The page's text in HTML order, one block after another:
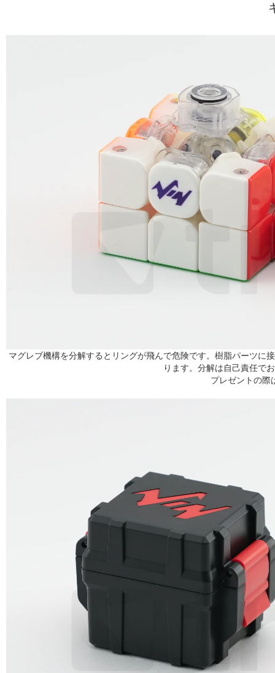
マグレブ機構を分解するとリングが飛んで危険です。樹脂パーツに
ります。分解は自己責任で
プレゼントの際